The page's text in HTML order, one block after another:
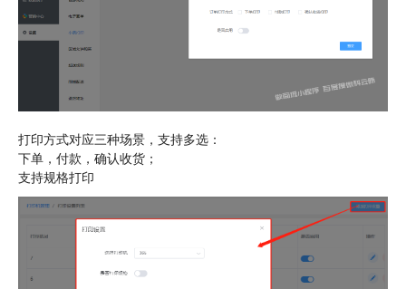
打印方式对应三种场景，支持多选：
下单，付款，确认收货；
支持规格打印